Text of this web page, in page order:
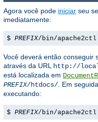
Agora você pode iniciar seu
imediatamente:
$ PREFIX/bin/
Você deverá então conseguir
através da URL
http://
está localizada em
PREFIX/htdocs/ . Em seguida,
executando:
$ PREFIX/bin/